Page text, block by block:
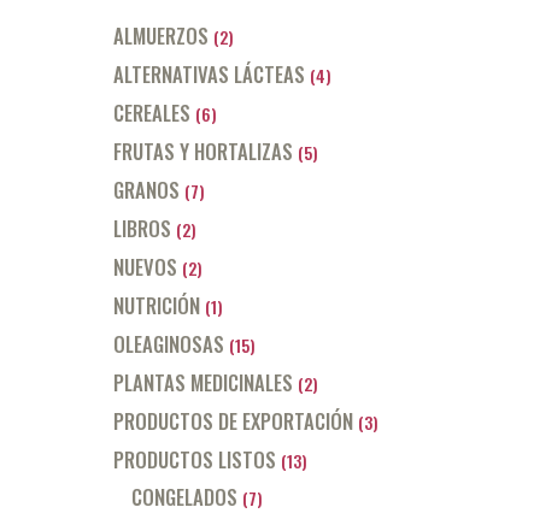
ALMUERZOS (2)
ALTERNATIVAS LÁCTEAS (4)
CEREALES (6)
FRUTAS Y HORTALIZAS (5)
GRANOS (7)
LIBROS (2)
NUEVOS (2)
NUTRICIÓN (1)
OLEAGINOSAS (15)
PLANTAS MEDICINALES (2)
PRODUCTOS DE EXPORTACIÓN (3)
PRODUCTOS LISTOS (13)
CONGELADOS (7)